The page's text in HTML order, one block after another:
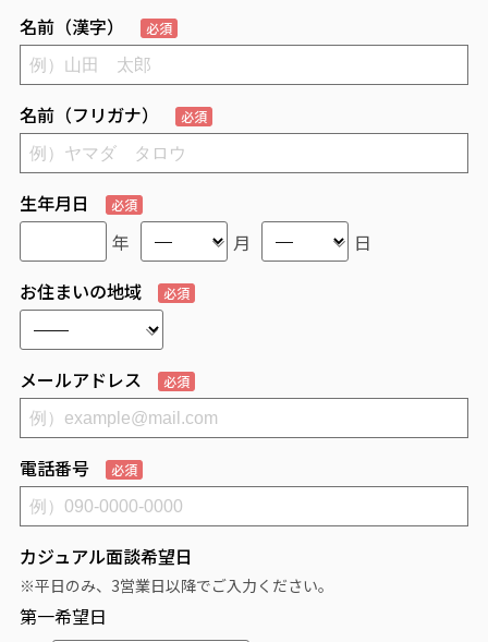
名前（漢字） 必須
名前（フリガナ） 必須
生年月日 必須
年 月
日
お住まいの地域
必須
メールアドレス 必須
電話番号 必須
カジュアル面談希望日
※平日のみ、3営業日以降でご入力ください。
第一希望日